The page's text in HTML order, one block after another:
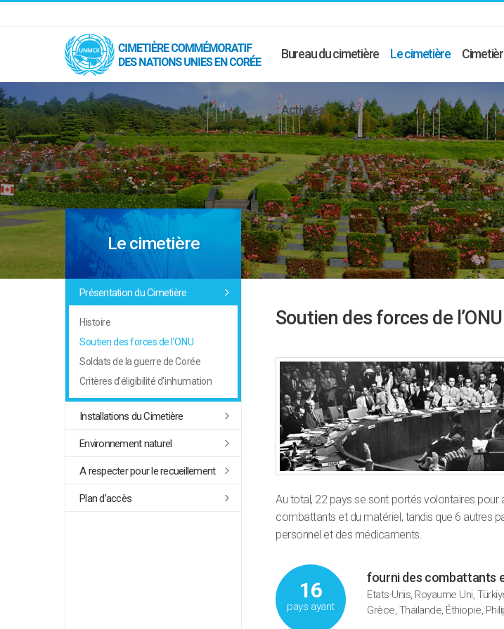
Bureau du cimetière Le cimetière
Activités
Le cimetière
Présentation du Cimetière
Histoire
Soutien des forces de l’ONU
Soldats de la guerre de Corée
Critères d'éligibilité d'inhumation
Installations du Cimetière
Environnement naturel
A respecter pour le recueillement
Plan d’accès
Soutien des forces de l’ONU
Au total, 22 pays se sont portés volontaires pour
combattants et du matériel, tandis que 6 autres
personnel et des médicaments.
16
pays ayant
fourni des combattants
Etats-Unis, Royaume Uni,
Grèce, Thaïlande, Éthiopie,